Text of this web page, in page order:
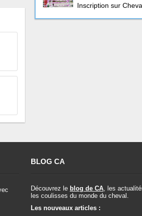
Inscription sur
BLOG CA
Découvrez le blog de CA , les
les coulisses du monde du cheval.
Les nouveaux articles :